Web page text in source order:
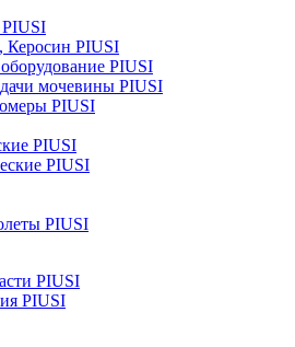
PIUSI
PIUSI
мочевины PIUSI
PIUSI
PIUSI
PIUSI
PIUSI
PIUSI
PIUSI